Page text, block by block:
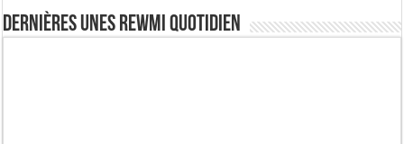
Dernières Unes Rewmi Quotidien